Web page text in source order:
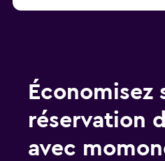
Économisez
réservation
avec